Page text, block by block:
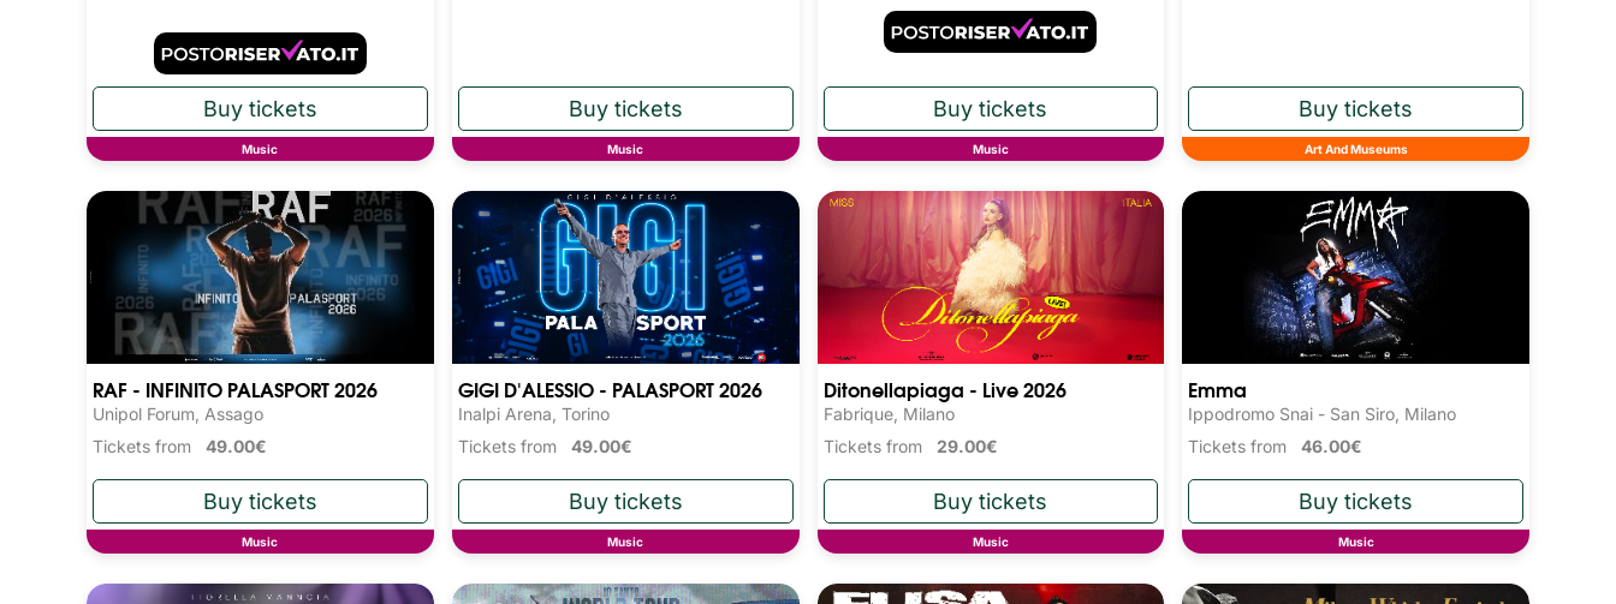
Music Music Music Art And Museums
RAF - INFINITO PALASPORT 2026
Unipol Forum, Assago
Tickets from 49.00€
Music
GIGI D'ALESSIO - PALASPORT 2026
Inalpi Arena, Torino
Tickets from 49.00€
Music
Ditonellapiaga - Live 2026
Fabrique, Milano
Tickets from 29.00€
Music
Emma
Ippodromo Snai - San Siro, Milano
Tickets from46.00€
Music